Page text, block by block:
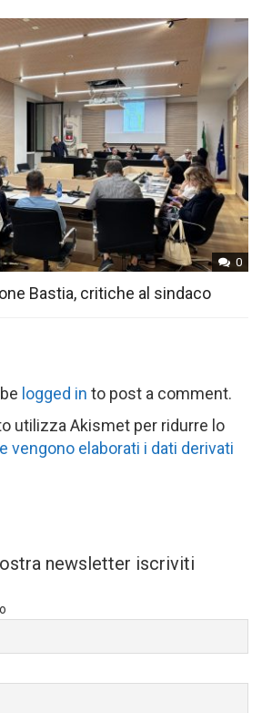
0
Bastia, critiche al sindaco
logged in to post a comment.
utilizza Akismet per ridurre lo
vengono elaborati i dati derivati
newsletter iscriviti